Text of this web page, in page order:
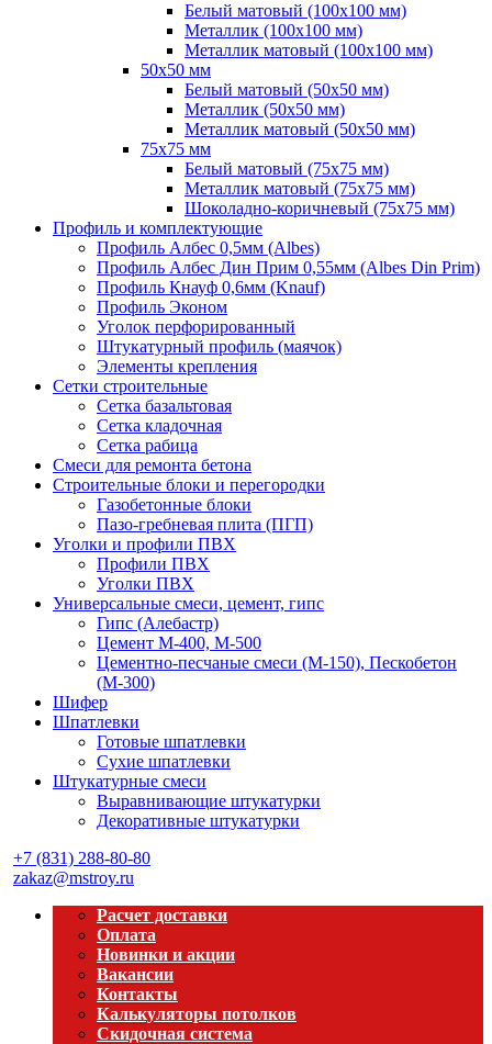
Белый матовый (100х100 мм)
Металлик (100х100 мм)
Металлик матовый (100х100 мм)
50х50 мм
Белый матовый (50х50 мм)
Металлик (50х50 мм)
Металлик матовый (50х50 мм)
75х75 мм
Белый матовый (75х75 мм)
Металлик матовый (75х75 мм)
Шоколадно-коричневый (75х75 мм)
Профиль и комплектующие
Профиль Албес 0,5мм (Albes)
Профиль Албес Дин Прим 0,55мм (Albes Din Prim)
Профиль Кнауф 0,6мм (Knauf)
Профиль Эконом
Уголок перфорированный
Штукатурный профиль (маячок)
Элементы крепления
Сетки строительные
Сетка базальтовая
Сетка кладочная
Сетка рабица
Смеси для ремонта бетона
Строительные блоки и перегородки
Газобетонные блоки
Пазо-гребневая плита (ПГП)
Уголки и профили ПВХ
Профили ПВХ
Уголки ПВХ
Универсальные смеси, цемент, гипс
Гипс (Алебастр)
Цемент М-400, М-500
Цементно-песчаные смеси (М-150), Пескобетон
(М-300)
Шифер
Шпатлевки
Готовые шпатлевки
Сухие шпатлевки
Штукатурные смеси
Выравнивающие штукатурки
Декоративные штукатурки
+7 (831) 288-80-80
zakaz@mstroy.ru
Расчет доставки
Оплата
Новинки и акции
Вакансии
Контакты
Калькуляторы потолков
Скидочная система